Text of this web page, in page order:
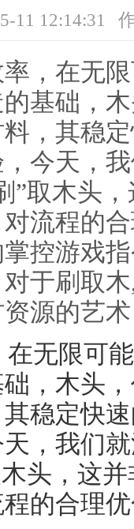
11 12:14:31
，在无
基础，
，其稳
今天，
”取木头
流程的
控游戏
于刷取
源的艺术
无限可
，木头
稳定快
，我们
头，这
的合理